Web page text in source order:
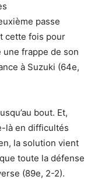
passe
cette fois pour
frappe de son
à Suzuki (64e,
bout. Et,
là en difficultés
la solution vient
toute la défense
(89e, 2-2).